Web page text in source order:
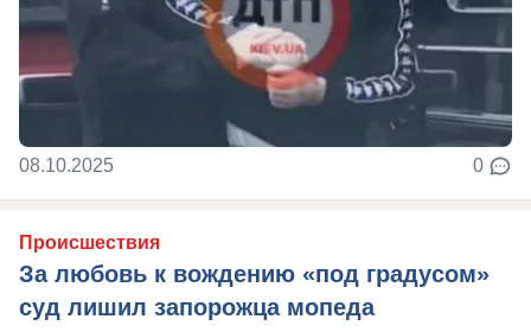
08.10.2025 0
Происшествия
За любовь к вождению «под градусом»
суд лишил запорожца мопеда